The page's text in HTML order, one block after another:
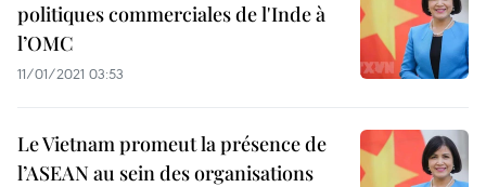
politiques commerciales de l'Inde à
l’OMC
11/01/2021 03:53
Le Vietnam promeut la présence de
l’ASEAN au sein des organisations